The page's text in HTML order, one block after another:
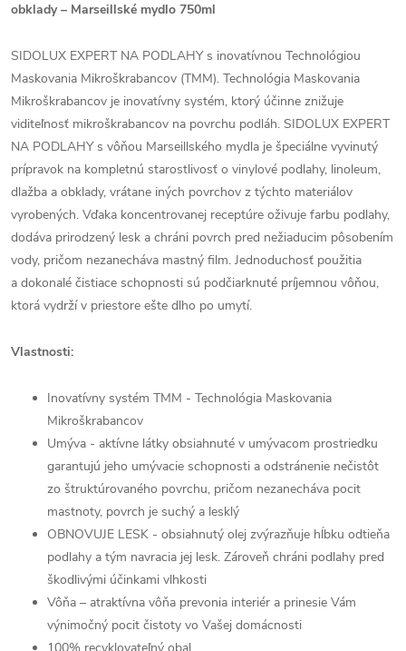
obklady – Marseillské mydlo 750ml
SIDOLUX EXPERT NA PODLAHY s inovatívnou Technológiou
Maskovania Mikroškrabancov (TMM). Technológia Maskovania
Mikroškrabancov je inovatívny systém, ktorý účinne znižuje
viditeľnosť mikroškrabancov na povrchu podláh. SIDOLUX EXPERT
NA PODLAHY s vôňou Marseillského mydla je špeciálne vyvinutý
prípravok na kompletnú starostlivosť o vinylové podlahy, linoleum,
dlažba a obklady, vrátane iných povrchov z týchto materiálov
vyrobených. Vďaka koncentrovanej receptúre oživuje farbu podlahy,
dodáva prirodzený lesk a chráni povrch pred nežiaducim pôsobením
vody, pričom nezanecháva mastný film. Jednoduchosť použitia
a dokonalé čistiace schopnosti sú podčiarknuté príjemnou vôňou,
ktorá vydrží v priestore ešte dlho po umytí.
Vlastnosti:
Inovatívny systém TMM - Technológia Maskovania
Mikroškrabancov
Umýva - aktívne látky obsiahnuté v umývacom prostriedku
garantujú jeho umývacie schopnosti a odstránenie nečistôt
zo štruktúrovaného povrchu, pričom nezanecháva pocit
mastnoty, povrch je suchý a lesklý
OBNOVUJE LESK - obsiahnutý olej zvýrazňuje hĺbku odtieňa
podlahy a tým navracia jej lesk. Zároveň chráni podlahy pred
škodlivými účinkami vlhkosti
Vôňa – atraktívna vôňa prevonia interiér a prinesie Vám
výnimočný pocit čistoty vo Vašej domácnosti